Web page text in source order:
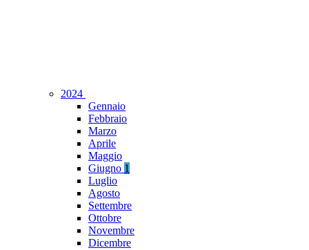
2024
Gennaio
Febbraio
Marzo
Aprile
Maggio
Giugno 1
Luglio
Agosto
Settembre
Ottobre
Novembre
Dicembre